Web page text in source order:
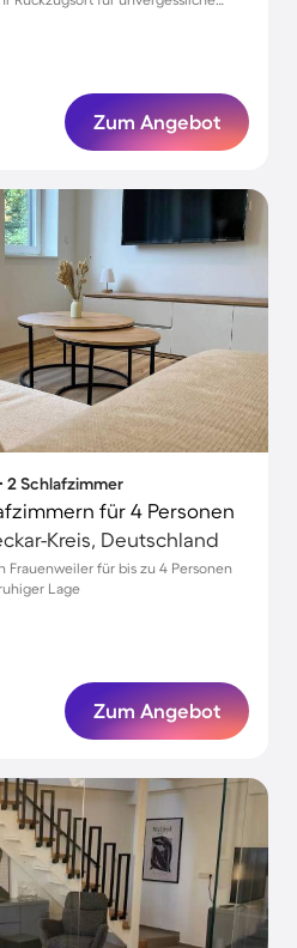
Zum Angebot
2 Schlafzimmer
für 4 Personen
Kreis, Deutschland
für bis zu 4 Personen
Lage
Zum Angebot